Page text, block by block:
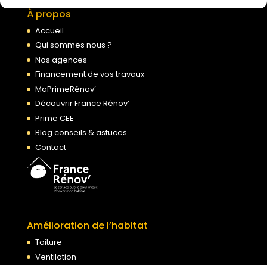
À propos
Accueil
Qui sommes nous ?
Nos agences
Financement de vos travaux
MaPrimeRénov’
Découvrir France Rénov’
Prime CEE
Blog conseils & astuces
Contact
Amélioration de l’habitat
Toiture
Ventilation